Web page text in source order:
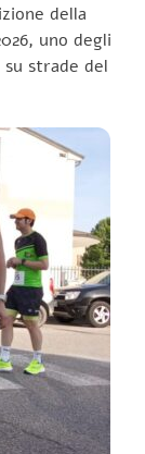
della
uno degli
strade del